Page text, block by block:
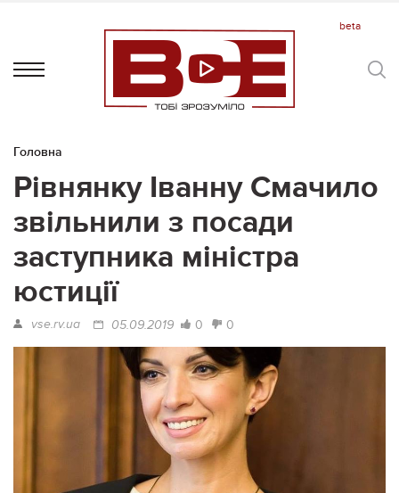
Головна
Рівнянку Іванну Смачило
звільнили з посади
заступника міністра
юстиції
vse.rv.ua 05.09.2019 0 0